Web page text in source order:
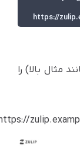
https://
مثال بالا) را
https://